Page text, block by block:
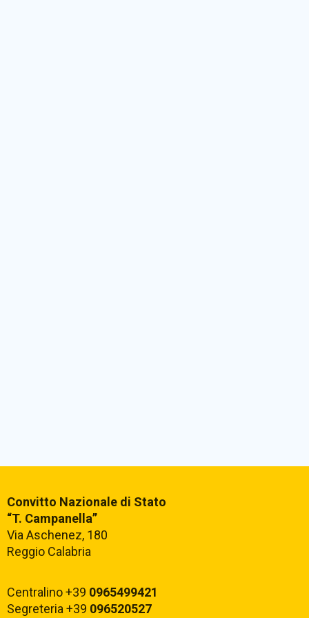
Convitto Nazionale di Stato
“T. Campanella”
Via Aschenez, 180
Reggio Calabria
Centralino +39 0965499421
Segreteria +39 096520527